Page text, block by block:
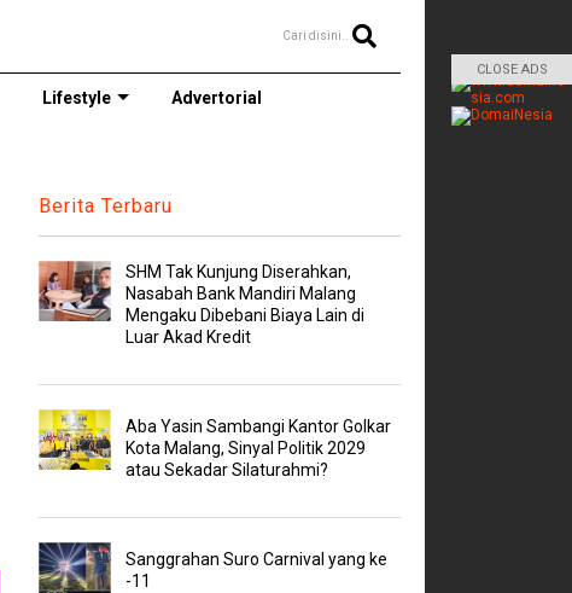
Cari disini..
Lifestyle Advertorial
Berita Terbaru
SHM Tak Kunjung Diserahkan,
Nasabah Bank Mandiri Malang
Mengaku Dibebani Biaya Lain di
Luar Akad Kredit
Aba Yasin Sambangi Kantor Golkar
Kota Malang, Sinyal Politik 2029
atau Sekadar Silaturahmi?
Sanggrahan Suro Carnival yang ke
-11
CLOSE ADS